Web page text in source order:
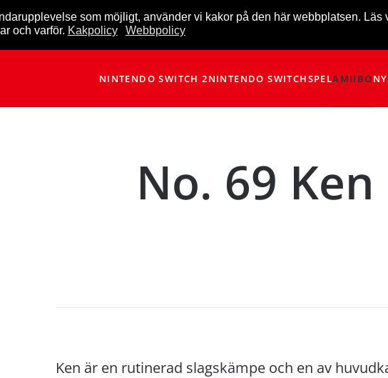
som möjligt, använder vi kakor på den här webbplatsen.
och varför. Kakpolicy Webbpolicy
NINTENDO SWITCH 2NINTENDO SWITCHSPELAMIIBO
No. 69 Ken
Ken är en rutinerad slagskämpe och en av